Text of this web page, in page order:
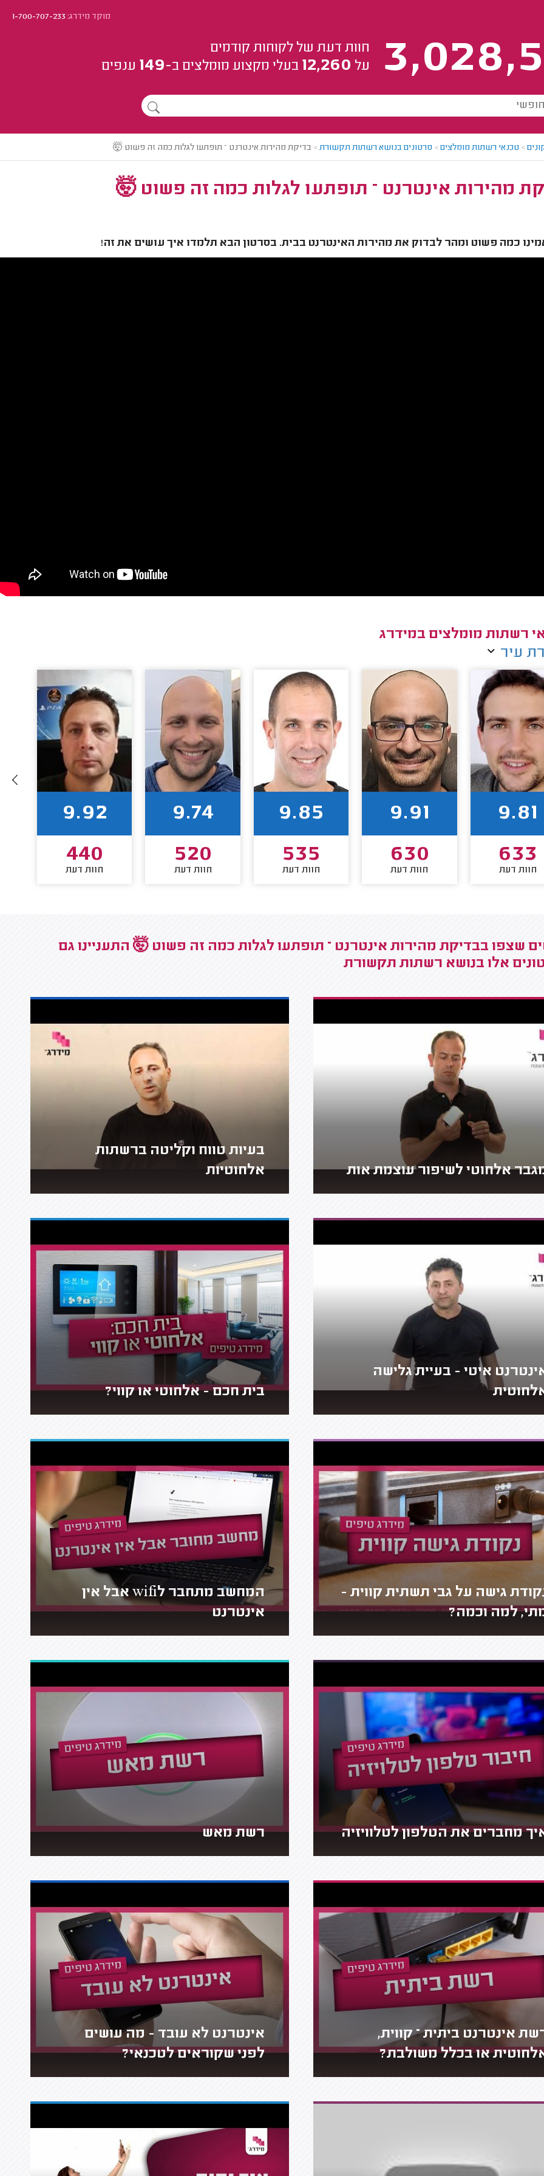
מוקד מידרג:1-700-707-233
חוות דעת של לקוחות קודמים
על 12,260 בעלי מקצוע מומלצים ב-149 ענפים
> טכנאי רשתות מומלצים> סרטונים בנושא רשתות תקשורת> בדיקת מהירות אינטרנט – תופתעו לגלות כמה זה פשוט 🤯
מהירות אינטרנט – תופתעו לגלות כמה זה פשוט 🤯
כמה פשוט ומהר לבדוק את מהירות האינטרנט בבית. בסרטון הבא תלמדו איך עושים את זה!
רשתות מומלצים במידרג
עיר
9.81
633
חוות דעת
9.91
630
חוות דעת
9.85
535
חוות דעת
9.74
520
חוות דעת
9.92
440
חוות דעת
שצפו בבדיקת מהירות אינטרנט – תופתעו לגלות כמה זה פשוט 🤯 התעניינו גם
אלו בנושא רשתות תקשורת
אלחוטי לשיפור עוצמת אות
בעיות טווח וקליטה ברשתות
אלחוטיות
איטי - בעיית גלישה
בית חכם - אלחוטי או קווי?
גישה על גבי תשתית קווית -
למה וכמה?
המחשב מתחבר לwifi אבל אין
אינטרנט
מחברים את הטלפון לטלוויזיה רשת מאש
אינטרנט ביתית – קווית,
או בכלל משולבת?
אינטרנט לא עובד - מה עושים
לפני שקוראים לטכנאי?